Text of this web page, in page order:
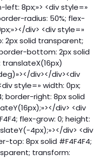
8px;»> <div style=»
radius: 50%; flex-
div> <div style=»
2px solid transparent;
bottom: 2px solid
div></div><div
style=» width: 0px;
border-right: 8px solid
div> <div
flex-grow: 0; height:
4px);»></div> <div
top: 8px solid #F4F4F4;
transform: